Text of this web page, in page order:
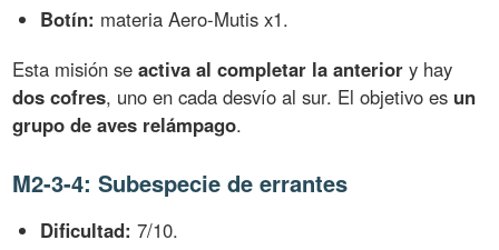
Botín: materia Aero-Mutis x1.
Esta misión seactiva al completar la anterior y hay
dos cofres, uno en cada desvío al sur. El objetivo es un
grupo de aves relámpago.
M2-3-4: Subespecie de errantes
Dificultad: 7/10.